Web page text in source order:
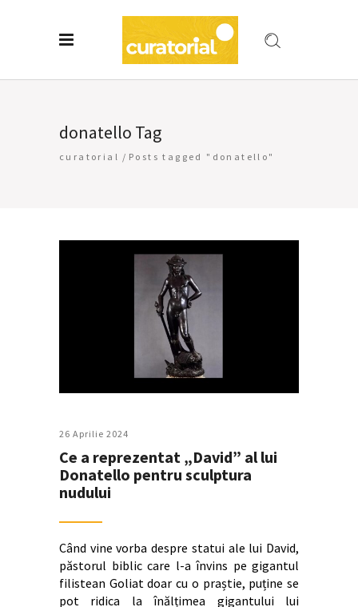
donatello Tag
curatorial / Posts tagged "donatello"
26 Aprilie 2024
Ce a reprezentat „David” al lui
Donatello pentru sculptura
nudului
Când vine vorba despre statui ale lui David,
păstorul biblic care l-a învins pe gigantul
filistean Goliat doar cu o praștie, puține se
pot ridica la înălțimea gigantului lui